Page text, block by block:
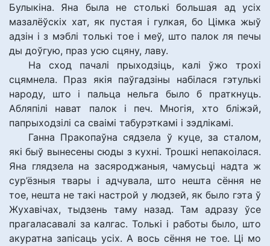
Булыкіна. Яна была не столькі большая ад усіх
мазалёўскіх хат, як пустая і гулкая, бо Цімка жыў
адзін і з мэблі толькі тое і меў, што палок ля печы
ды доўгую, праз усю сцяну, лаву.
На сход пачалі прыходзіць, калі ўжо трохі
сцямнела. Праз якія паўгадзіны набілася гэтулькі
народу, што і пальца нельга было б праткнуць.
Абляпілі нават палок і печ. Многія, хто бліжэй,
папрыходзілі са сваімі табурэткамі і зэдлікамі.
Ганна Пракопаўна сядзела ў куце, за сталом,
які быў вынесены сюды з кухні. Трошкі непакоілася.
Яна глядзела на засяроджаныя, чамусьці надта ж
сур’ёзныя твары і адчувала, што нешта сёння не
тое, нешта не такі настрой у людзей, як было гэта ў
Жухавічах, тыдзень таму назад. Там адразу ўсе
прагаласавалі за калгас. Толькі і работы было, што
акуратна запісаць усіх. А вось сёння не тое. Ці мо